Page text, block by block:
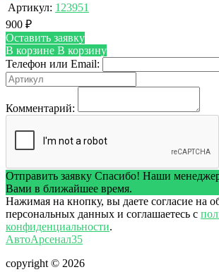
Артикул: 123951
900 ₽
Оставить заявку
В корзине В корзину
Телефон или Email:
Комментарий:
Отправить заявку Спасибо! Наши
Вами в ближайшее время.
Нажимая на кнопку, вы даете согласие на
персональных данных и соглашаетесь с
конфиденциальности.
АвтоАрсенал35
copyright © 2026